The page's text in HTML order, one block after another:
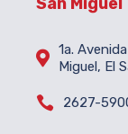
 1a.
Miguel, El
 2627-